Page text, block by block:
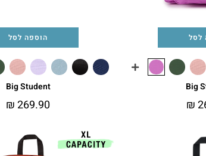
לסל
Big
₪
הוספה לסל
Big Student
₪269.90